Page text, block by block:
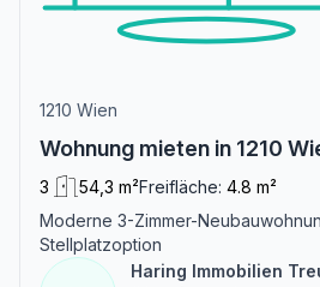
1210 Wien
Wohnung mieten in 1210
3 54,3 m²Freifläche: 4.8 m²
Moderne 3-Zimmer-
Stellplatzoption
Haring Immobilien